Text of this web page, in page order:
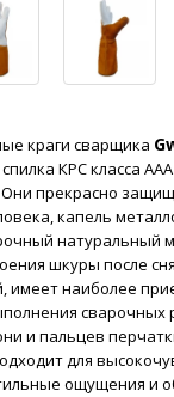
краги сварщика
КРС класса
прекрасно
капель
натуральный
шкуры после
имеет наиболее
сварочных
и пальцев
для
ощущения и